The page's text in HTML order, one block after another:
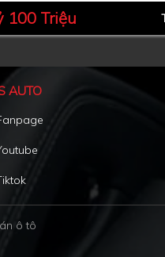
100 Triệu
AUTO
ô tô